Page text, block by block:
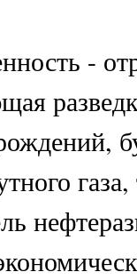
-